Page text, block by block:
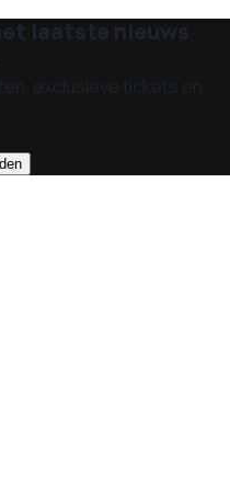
laatste nieuws
exclusieve tickets en